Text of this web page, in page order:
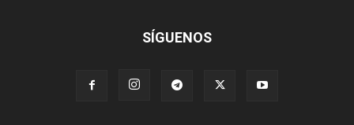
SÍGUENOS